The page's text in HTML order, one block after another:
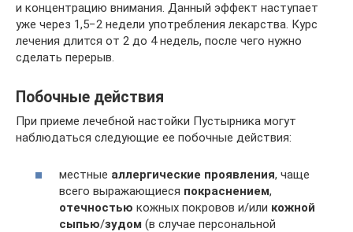
и концентрацию внимания. Данный эффект наступает
уже через 1,5−2 недели употребления лекарства. Курс
лечения длится от 2 до 4 недель, после чего нужно
сделать перерыв.
Побочные действия
При приеме лечебной настойки Пустырника могут
наблюдаться следующие ее побочные действия:
местные аллергические проявления, чаще
всего выражающиеся покраснением,
отечностью кожных покровов и/или кожной
сыпью/зудом (в случае персональной